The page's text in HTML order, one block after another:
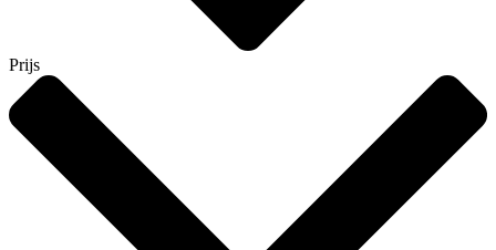
Prijs